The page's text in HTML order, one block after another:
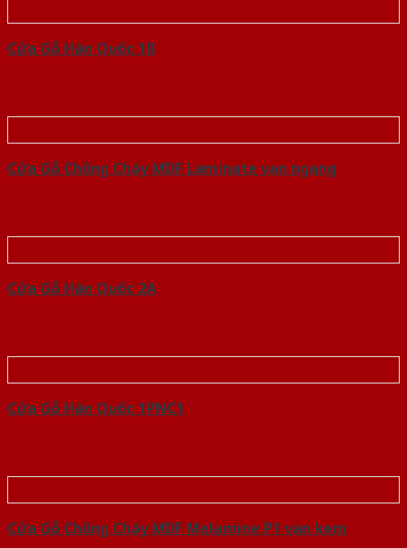
Cửa Gỗ Hàn Quốc 1B
Cửa Gỗ Chống Cháy MDF Laminate van ngang
Cửa Gỗ Hàn Quốc 2A
Cửa Gỗ Hàn Quốc 1PNC1
Cửa Gỗ Chống Cháy MDF Melamine P1 van kem